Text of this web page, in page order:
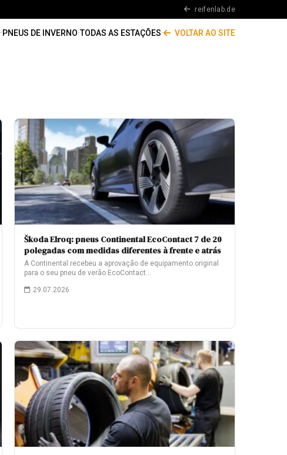
reifenlab.de
·PNEUS DE INVERNO·TODAS AS ESTAÇÕES· VOLTAR AO SITE
Škoda Elroq: pneus Continental EcoContact 7 de 20
polegadas com medidas diferentes à frente e atrás
A Continental recebeu a aprovação de equipamento original
para o seu pneu de verão EcoContact…
29.07.2026